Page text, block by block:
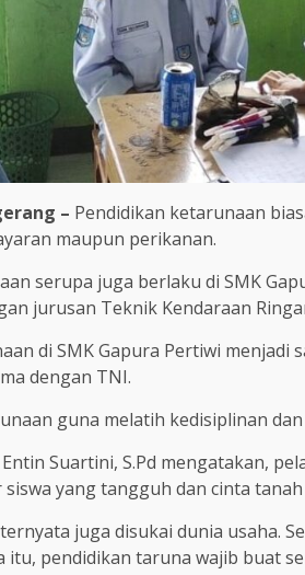
– Pendidikan ketarunaan
maupun perikanan.
serupa juga berlaku di SMK
jurusan Teknik Kendaraan
di SMK Gapura Pertiwi menjadi
dengan TNI.
guna melatih kedisiplinan
Suartini, S.Pd mengatakan,
yang tangguh dan cinta
juga disukai dunia usaha.
pendidikan taruna wajib buat